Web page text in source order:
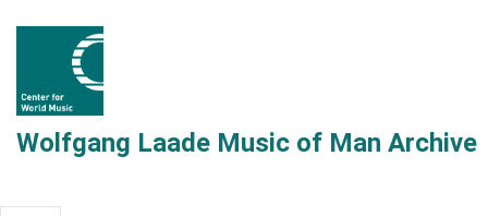
Wolfgang Laade Music of Man Archive